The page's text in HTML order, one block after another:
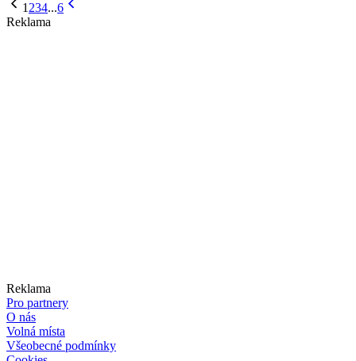
1 234...6
Reklama
Reklama
Pro partnery
O nás
Volná místa
Všeobecné podmínky